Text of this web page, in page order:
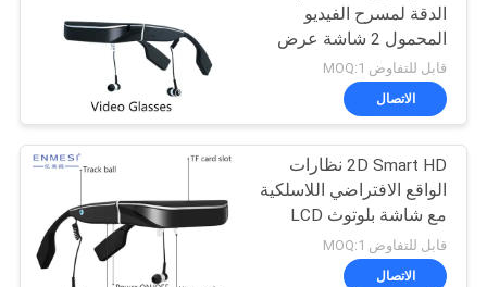
نظارات فيديو FPV
17
الدقة لمسرح الفيديو
المحمول 2 شاشة عرض
LCD عالية الدقة مريحة
قابل للتفاوض MOQ:1
الاتصال
2D Smart HD نظارات
الواقع الافتراضي اللاسلكية
مع شاشة بلوتوث LCD
قابل للتفاوض MOQ:1
الاتصال